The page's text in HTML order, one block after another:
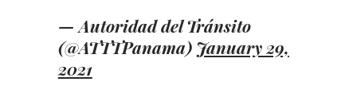
— Autoridad del Tránsito
(@ATTTPanama) January 29,
2021